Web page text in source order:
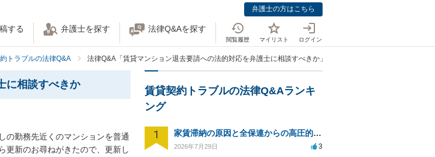
弁護士の方はこちら
する 弁護士を探す 法律Q&Aを探す
閲覧履歴 マイリスト ログイン
トラブルの法律Q&A 法律Q&A「賃貸マンション退去要請への法的対応を弁護士に相談すべきか」
に相談すべきか
の勤務先近くのマンションを普通
更新のお尋ねがきたので、更新し
賃貸契約トラブルの法律Q&Aランキ
ング
1 家賃滞納の原因と全保連からの高圧的対応への対策は？
2026年7月29日 3